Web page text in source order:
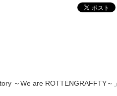
～We are ROTTENGRAFFTY～」